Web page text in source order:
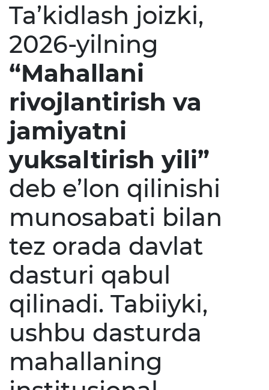
Ta’kidlash joizki,
2026-yilning
“Mahallani
rivojlantirish va
jamiyatni
yuksaltirish yili”
deb e’lon qilinishi
munosabati bilan
tez orada davlat
dasturi qabul
qilinadi. Tabiiyki,
ushbu dasturda
mahallaning